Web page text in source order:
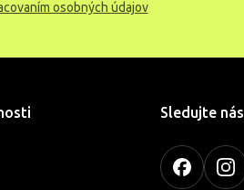
osobných údajov
Sledujte nás